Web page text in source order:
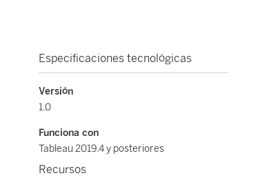
Especificaciones tecnológicas
Versión
1.0
Funciona con
Tableau 2019.4 y posteriores
Recursos